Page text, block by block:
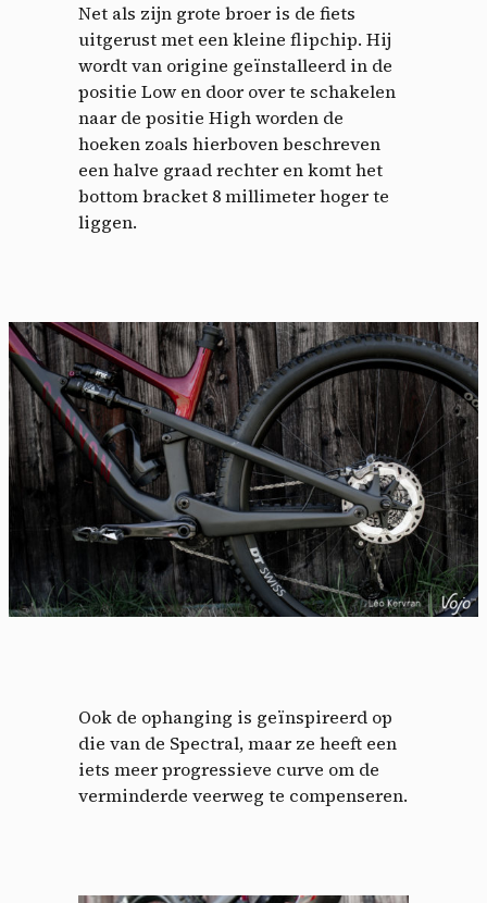
Net als zijn grote broer is de fiets
uitgerust met een kleine flipchip. Hij
wordt van origine geïnstalleerd in de
positie Low en door over te schakelen
naar de positie High worden de
hoeken zoals hierboven beschreven
een halve graad rechter en komt het
bottom bracket 8 millimeter hoger te
liggen.
Ook de ophanging is geïnspireerd op
die van de Spectral, maar ze heeft een
iets meer progressieve curve om de
verminderde veerweg te compenseren.